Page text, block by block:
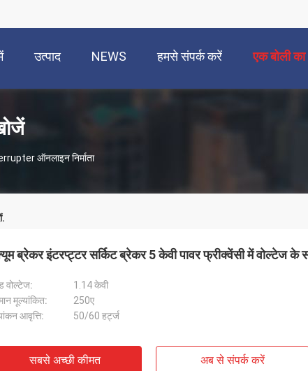
उत्पाद NEWS हमसे संपर्क करें एक बोली
ऑनलाइन निर्माता
ब्रेकर इंटरप्ट्टर सर्किट ब्रेकर 5 केवी पावर फ्रीक्वेंसी में वोल्टेज के
वोल्टेज:
1.14 केवी
मूल्यांकित:
250ए
आवृत्ति:
50/60 हर्ट्ज
सबसे अच्छी कीमत अब से संपर्क करें